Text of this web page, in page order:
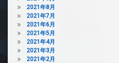
2021年8月
2021年7月
2021年6月
2021年5月
2021年4月
2021年3月
2021年2月